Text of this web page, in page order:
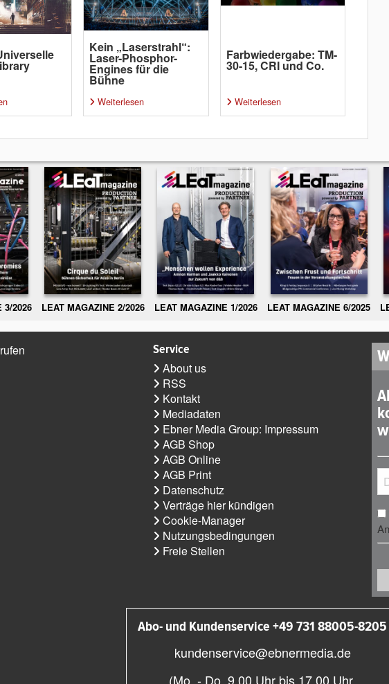
Kein „Laserstrahl“:
Laser-Phosphor-
Engines für die
Bühne
Weiterlesen
Farbwiedergabe: TM-
30-15, CRI und Co.
Weiterlesen
3/2026 LEAT MAGAZINE 2/2026 LEAT MAGAZINE 1/2026 LEAT MAGAZINE 6/2025
Service
About us
RSS
Kontakt
Mediadaten
Ebner Media Group: Impressum
AGB Shop
AGB Online
AGB Print
Datenschutz
Verträge hier kündigen
Cookie-Manager
Nutzungsbedingungen
Freie Stellen
Abo- und Kundenservice +49 731 88005-8205
kundenservice@ebnermedia.de
(Mo. - Do. 9.00 Uhr bis 17.00 Uhr,